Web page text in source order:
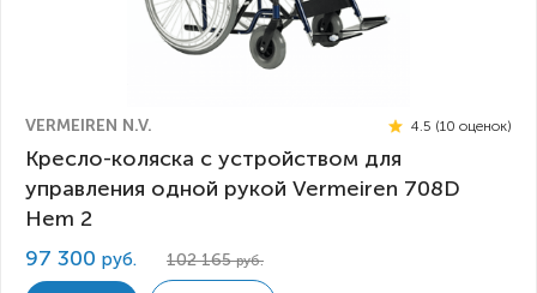
VERMEIREN N.V. 4.5 (10 оценок)
Кресло-коляска c устройством для
управления одной рукой Vermeiren 708D
Hem 2
97 300 руб. 102 165руб.